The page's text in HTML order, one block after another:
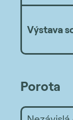
Výstava
Porota